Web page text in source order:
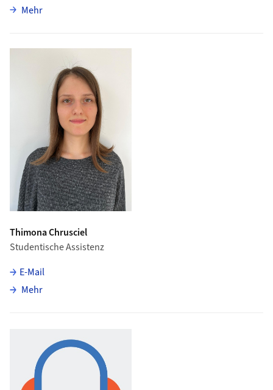
Mehrüber Randa Aduse
Thimona Chrusciel
Studentische Assistenz
E-Mail
Mehrüber Thimona Chrusciel